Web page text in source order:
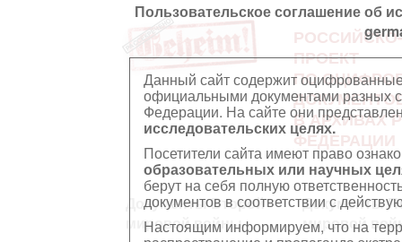
Пользовательское соглашение об
Данный сайт содержит
официальными документами разных
Федерации. На сайте они
исследовательских целях.
Посетители сайта имеют право
образовательных или научных
берут на себя полную
документов в соответствии с
Настоящим информируем, что на
ПРОЕКТ
ПО
В АРХИВАХ
ФЕДЕРАЦИИ
Документы Второй
мировой войны
Документы
мировой